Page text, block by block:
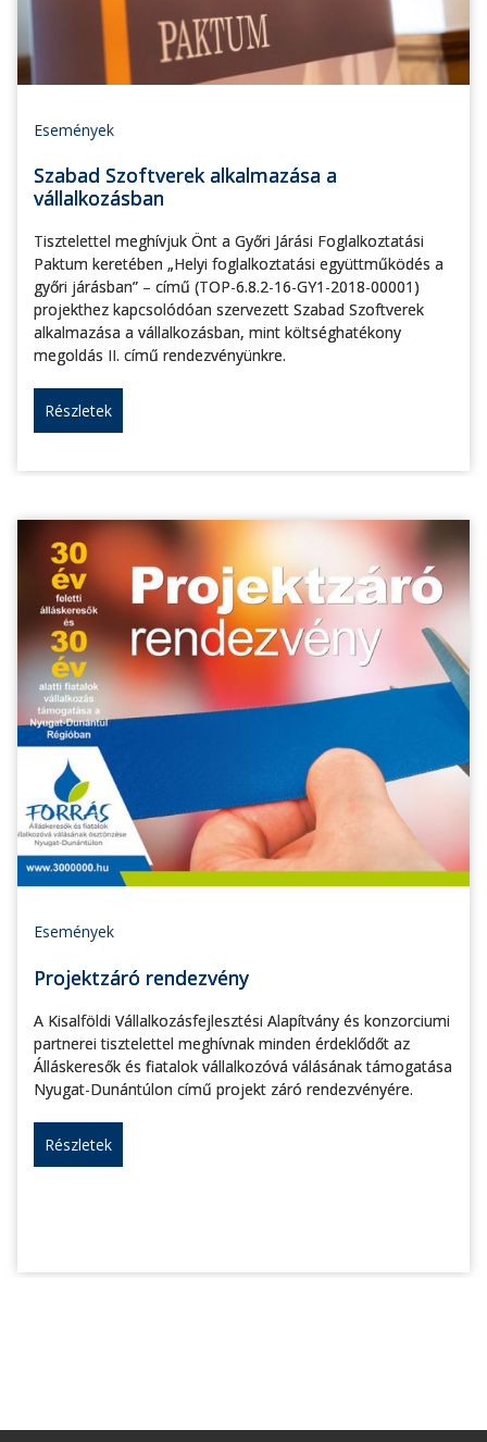
Események
Szabad Szoftverek alkalmazása a
vállalkozásban
Tisztelettel meghívjuk Önt a Győri Járási Foglalkoztatási
Paktum keretében „Helyi foglalkoztatási együttműködés a
győri járásban” – című (TOP-6.8.2-16-GY1-2018-00001)
projekthez kapcsolódóan szervezett Szabad Szoftverek
alkalmazása a vállalkozásban, mint költséghatékony
megoldás II. című rendezvényünkre.
Részletek
Események
Projektzáró rendezvény
A Kisalföldi Vállalkozásfejlesztési Alapítvány és konzorciumi
partnerei tisztelettel meghívnak minden érdeklődőt az
Álláskeresők és fiatalok vállalkozóvá válásának támogatása
Nyugat-Dunántúlon című projekt záró rendezvényére.
Részletek